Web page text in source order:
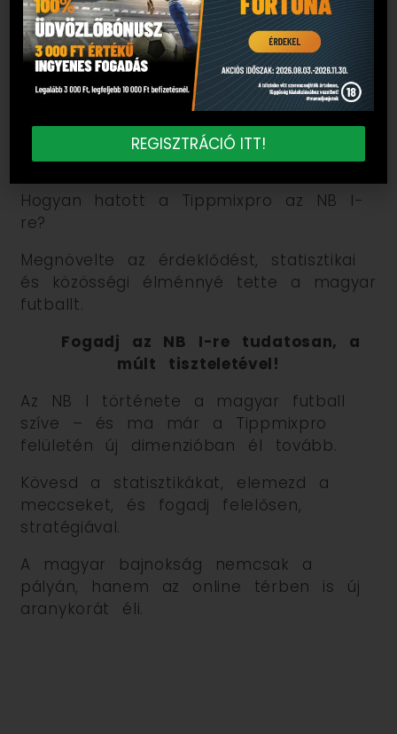
A Totó, amely a mai Tippmixpro
elődje volt.
Melyik NB I-es csapatra fogadnak a
A Ferencváros a legnépszerűbb a
Tippmixpro-n.
Hogyan hatott a Tippmixpro az NB I-
re?
Megnövelte az érdeklődést, statisztikai
és közösségi élménnyé tette a magyar
futballt.
Fogadj az NB I-re tudatosan, a
múlt tiszteletével!
Az NB I története a magyar futball
szíve – és ma már a Tippmixpro
felületén új dimenzióban él tovább.
Kövesd a statisztikákat, elemezd a
meccseket, és fogadj felelősen,
stratégiával.
A magyar bajnokság nemcsak a
pályán, hanem az online térben is új
aranykorát éli.
REGISZTRÁCIÓ ITT!